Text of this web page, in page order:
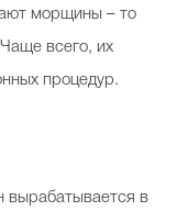
морщины – то
всего, их
процедур.
вырабатывается в